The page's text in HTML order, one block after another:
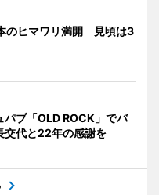
のヒマワリ満開 見頃は3
パブ「OLD ROCK」でバ
代と22年の感謝を